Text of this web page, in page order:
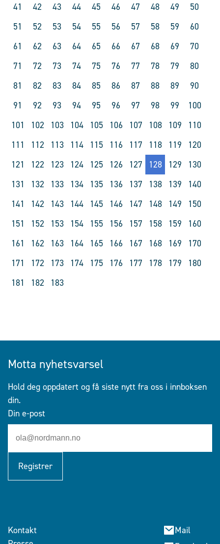
41
42 43 44 45 46 47 48 49
50
51
52 53 54 55 56 57 58 59
60
61
62 63 64 65 66 67 68 69
70
71
72 73 74 75 76 77 78 79
80
81
82 83 84 85 86 87 88 89
90
91
92 93 94 95 96 97 98 99
100
101
102 103 104 105 106 107 108 109
110
111
112 113 114 115 116 117 118 119
120
121
122 123 124 125 126 127 128 129
130
131
132 133 134 135 136 137 138 139
140
141
142 143 144 145 146 147 148 149
150
151
152 153 154 155 156 157 158 159
160
161
162 163 164 165 166 167 168 169
170
171
172 173 174 175 176 177 178 179
180
181
182 183
Motta nyhetsvarsel
Hold deg oppdatert og få siste nytt fra oss i innboksen
din.
Din e-post
Registrer
Kontakt
Mail